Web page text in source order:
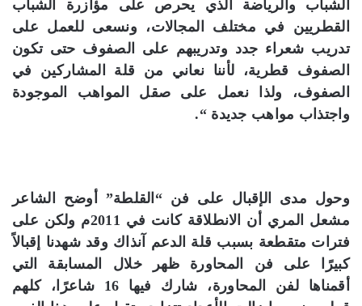
الشباب والرياضة الذي يحرص على مؤازرة الشباب
القطريين في مختلف المجالات، ونسعى للعمل على
تدريب شعراء جدد وتدريبهم على الصفوف حتى تكون
الصفوف قطرية، لأننا نعاني من قلة المشاركين في
الصفوف، ولذا نعمل على صقل المواهب الموجودة
واجتذاب مواهب جديدة “.
وحول مدى الإقبال على فن “القلطة” أوضح الشاعر
مشعل المري أن الانطلاقة كانت في 2011م ولكن على
فترات متقطعة بسبب قلة الدعم آنذاك وقد شهدنا إقبالاً
كبيرًا على فن المحاورة ظهر خلال المسابقة التي
أقمناها لفن المحاورة، شارك فيها 16 شاعرًا، كلهم